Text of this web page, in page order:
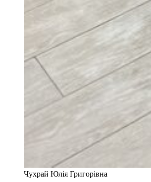
Чухрай Юлія Григорівна